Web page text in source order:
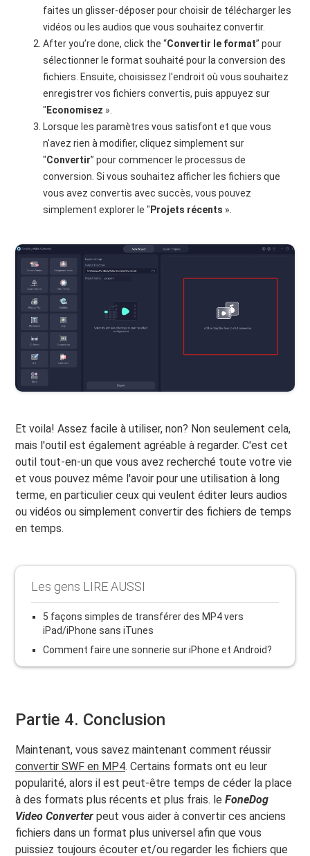
faites un glisser-déposer pour choisir de télécharger les
vidéos ou les audios que vous souhaitez convertir.
After you’re done, click the “Convertir le format” pour
sélectionner le format souhaité pour la conversion des
fichiers. Ensuite, choisissez l'endroit où vous souhaitez
enregistrer vos fichiers convertis, puis appuyez sur
" Economisez ».
Lorsque les paramètres vous satisfont et que vous
n'avez rien à modifier, cliquez simplement sur
"Convertir” pour commencer le processus de
conversion. Si vous souhaitez afficher les fichiers que
vous avez convertis avec succès, vous pouvez
simplement explorer le " Projets récents ».
Et voila! Assez facile à utiliser, non? Non seulement cela,
mais l'outil est également agréable à regarder. C'est cet
outil tout-en-un que vous avez recherché toute votre vie
et vous pouvez même l'avoir pour une utilisation à long
terme, en particulier ceux qui veulent éditer leurs audios
ou vidéos ou simplement convertir des fichiers de temps
en temps.
Les gens LIRE AUSSI
5 façons simples de transférer des MP4 vers
iPad/iPhone sans iTunes
Comment faire une sonnerie sur iPhone et Android?
Partie 4. Conclusion
Maintenant, vous savez maintenant comment réussir
convertir SWF en MP4. Certains formats ont eu leur
popularité, alors il est peut-être temps de céder la place
à des formats plus récents et plus frais. leFoneDog
Video Converter peut vous aider à convertir ces anciens
fichiers dans un format plus universel afin que vous
puissiez toujours écouter et/ou regarder les fichiers que